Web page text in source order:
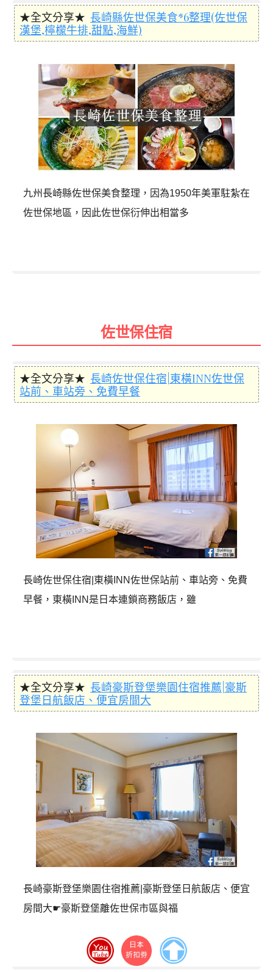
★全文分享★ 長崎縣佐世保美食*6整理(佐世保
漢堡,檸檬牛排,甜點,海鮮)
九州長崎縣佐世保美食整理，因為1950年美軍駐紮在
佐世保地區，因此佐世保衍伸出相當多
佐世保住宿
★全文分享★ 長崎佐世保住宿|東橫INN佐世保
站前、車站旁、免費早餐
長崎佐世保住宿|東橫INN佐世保站前、車站旁、免費
早餐，東橫INN是日本連鎖商務飯店，雖
★全文分享★ 長崎豪斯登堡樂園住宿推薦|豪斯
登堡日航飯店、便宜房間大
長崎豪斯登堡樂園住宿推薦|豪斯登堡日航飯店、便宜
房間大☛豪斯登堡離佐世保市區與福